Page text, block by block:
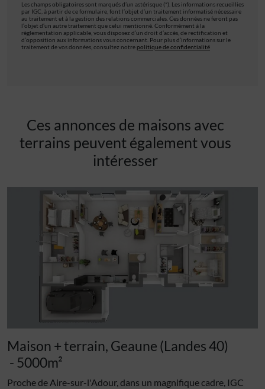
Les champs obligatoires sont marqués d’un astérisque (*). Les informations recueillies
par IGC, à partir de ce formulaire, font l’objet d’un traitement informatisé nécessaire
au traitement et à la gestion des relations commerciales. Ces données ne feront pas
l’objet d’un autre traitement que celui mentionné. Conformément à la
règlementation applicable, vous disposez d’un droit d’accès, de rectification et
d’opposition aux informations vous concernant. Pour plus d’informations sur le
traitement de vos données, consultez notre politique de confidentialité
Ces annonces de maisons avec
terrains peuvent également vous
intéresser
Maison + terrain, Geaune (Landes 40)
- 5000m²
Proche de Aire-sur-l'Adour, dans un magnifique cadre, IGC